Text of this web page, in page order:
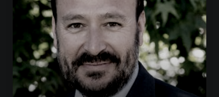
2020 celebrará en Bilbao los 20
años de liderazgo en innovación
medioambiental de las empresas
vascas